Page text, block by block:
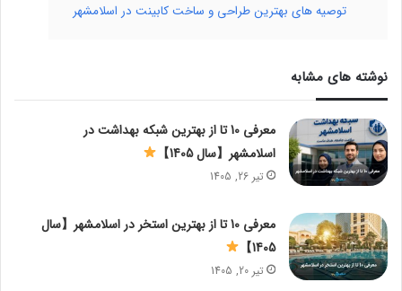
توصیه های بهترین طراحی و ساخت کابینت در اسلامشهر
نوشته های مشابه
معرفی 10 تا از بهترین شبکه بهداشت در
اسلامشهر【سال 1405】
تیر 26, 1405
معرفی 10 تا از بهترین استخر در اسلامشهر【سال
1405】
تیر 20, 1405